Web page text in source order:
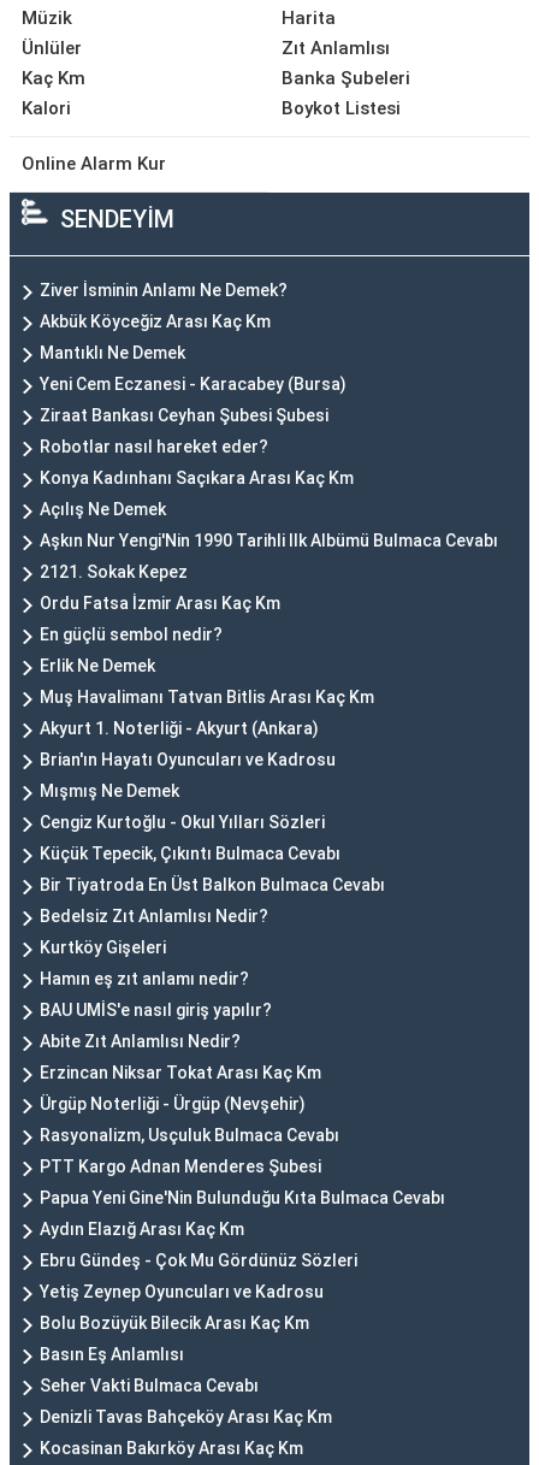
Müzik
Ünlüler
Kaç Km
Kalori
Harita
Zıt Anlamlısı
Banka Şubeleri
Boykot Listesi
Online Alarm Kur
SENDEYİM
Ziver İsminin Anlamı Ne Demek?
Akbük Köyceğiz Arası Kaç Km
Mantıklı Ne Demek
Yeni Cem Eczanesi - Karacabey (Bursa)
Ziraat Bankası Ceyhan Şubesi Şubesi
Robotlar nasıl hareket eder?
Konya Kadınhanı Saçıkara Arası Kaç Km
Açılış Ne Demek
Aşkın Nur Yengi'Nin 1990 Tarihli Ilk Albümü Bulmaca Cevabı
2121. Sokak Kepez
Ordu Fatsa İzmir Arası Kaç Km
En güçlü sembol nedir?
Erlik Ne Demek
Muş Havalimanı Tatvan Bitlis Arası Kaç Km
Akyurt 1. Noterliği - Akyurt (Ankara)
Brian'ın Hayatı Oyuncuları ve Kadrosu
Mışmış Ne Demek
Cengiz Kurtoğlu - Okul Yılları Sözleri
Küçük Tepecik, Çıkıntı Bulmaca Cevabı
Bir Tiyatroda En Üst Balkon Bulmaca Cevabı
Bedelsiz Zıt Anlamlısı Nedir?
Kurtköy Gişeleri
Hamın eş zıt anlamı nedir?
BAU UMİS'e nasıl giriş yapılır?
Abite Zıt Anlamlısı Nedir?
Erzincan Niksar Tokat Arası Kaç Km
Ürgüp Noterliği - Ürgüp (Nevşehir)
Rasyonalizm, Usçuluk Bulmaca Cevabı
PTT Kargo Adnan Menderes Şubesi
Papua Yeni Gine'Nin Bulunduğu Kıta Bulmaca Cevabı
Aydın Elazığ Arası Kaç Km
Ebru Gündeş - Çok Mu Gördünüz Sözleri
Yetiş Zeynep Oyuncuları ve Kadrosu
Bolu Bozüyük Bilecik Arası Kaç Km
Basın Eş Anlamlısı
Seher Vakti Bulmaca Cevabı
Denizli Tavas Bahçeköy Arası Kaç Km
Kocasinan Bakırköy Arası Kaç Km